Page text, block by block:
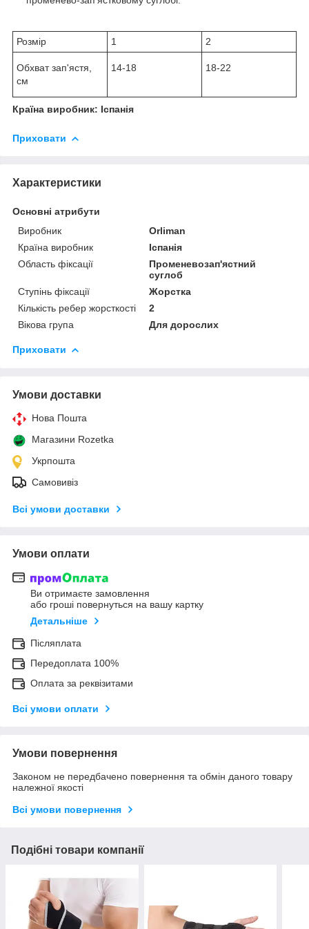
Розмір 1 2
Обхват зап'ястя,
см
14-18 18-22
Країна виробник: Іспанія
Приховати
Характеристики
Основні атрибути
Виробник
Orliman
Країна виробник
Іспанія
Область фіксації
Променевозап'ястний
суглоб
Ступінь фіксації
Жорстка
Кількість ребер жорсткості
2
Вікова група
Для дорослих
Приховати
Умови доставки
Нова Пошта
Магазини Rozetka
Укрпошта
Самовивіз
Всі умови доставки
Умови оплати
Ви отримаєте замовлення
або гроші повернуться на вашу картку
Детальніше
Післяплата
Передоплата 100%
Оплата за реквізитами
Всі умови оплати
Умови повернення
Законом не передбачено повернення та обмін даного товару
належної якості
Всі умови повернення
Подібні товари компанії